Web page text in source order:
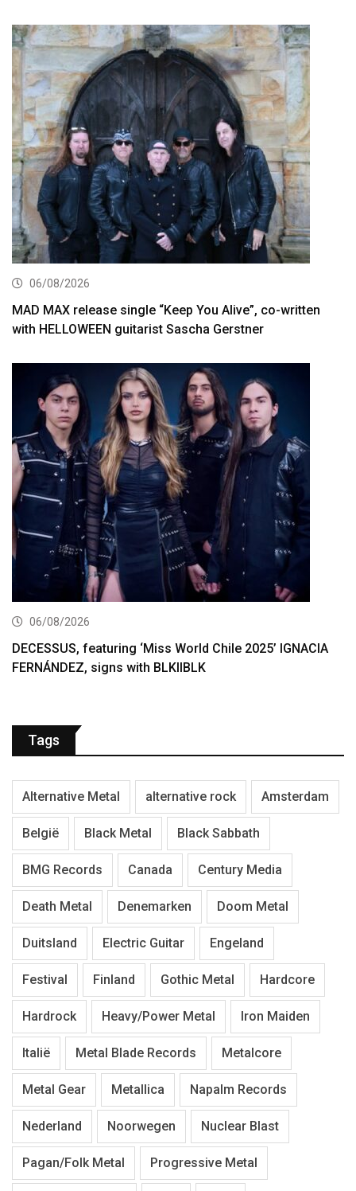
06/08/2026
MAD MAX release single “Keep You Alive”, co-written
with HELLOWEEN guitarist Sascha Gerstner
06/08/2026
DECESSUS, featuring ‘Miss World Chile 2025’ IGNACIA
FERNÁNDEZ, signs with BLKIIBLK
Tags
Alternative Metal alternative rock Amsterdam
België Black Metal Black Sabbath
BMG Records Canada Century Media
Death Metal Denemarken Doom Metal
Duitsland Electric Guitar Engeland
Festival Finland Gothic Metal Hardcore
Hardrock Heavy/Power Metal Iron Maiden
Italië Metal Blade Records Metalcore
Metal Gear Metallica Napalm Records
Nederland Noorwegen Nuclear Blast
Pagan/Folk Metal Progressive Metal